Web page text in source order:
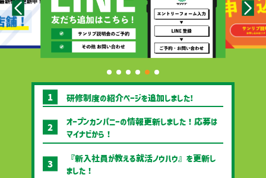
研修制度の紹介ページを追加しました!
オープンカンパニーの情報更新しました！応募は
マイナビから！
『新入社員が教える就活ノウハウ』を更新し
ました！